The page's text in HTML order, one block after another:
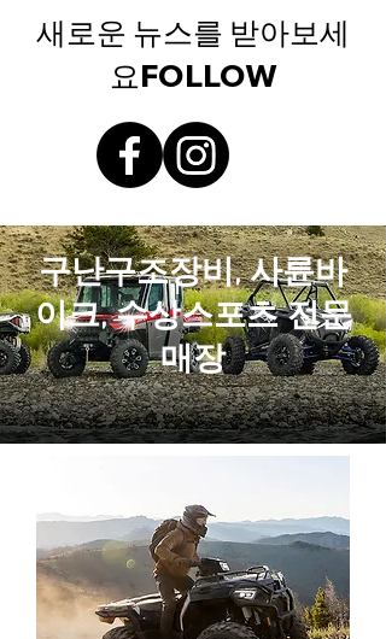
새로운 뉴스를 받아보세
요FOLLOW
​구난구조장비, 사륜바
이크, 수상스포츠 전문
매장